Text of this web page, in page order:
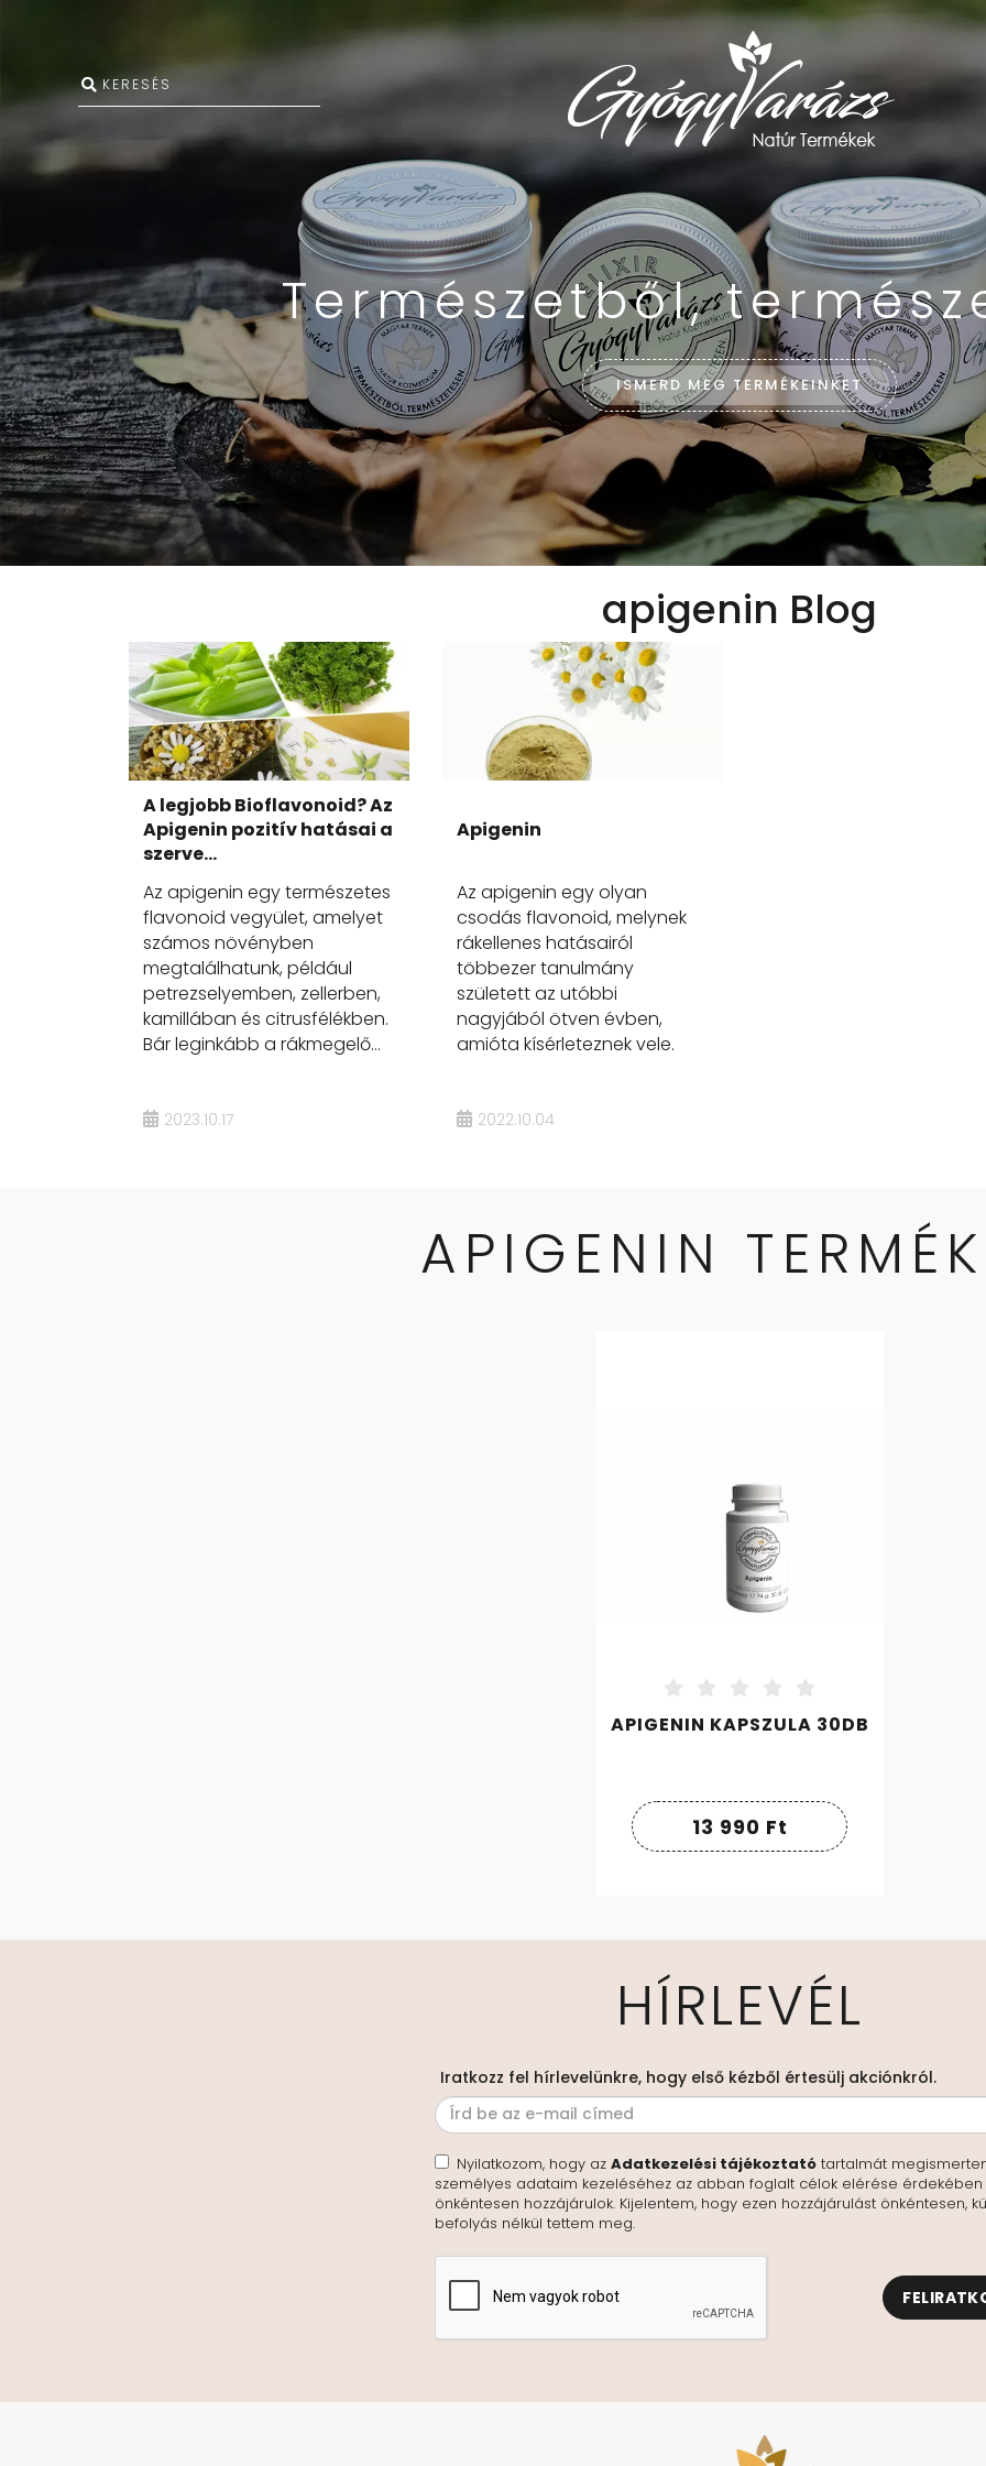
Természetből,
ISMERD MEG TERMÉKEINKET
apigenin Blog
A legjobb Bioflavonoid? Az
Apigenin pozitív hatásai a
szerve...
Az apigenin egy természetes
flavonoid vegyület, amelyet
számos növényben
megtalálhatunk, például
petrezselyemben, zellerben,
kamillában és citrusfélékben.
Bár leginkább a rákmegelő...
2023.10.17
Apigenin
Az apigenin egy olyan
csodás flavonoid, melynek
rákellenes hatásairól
többezer tanulmány
született az utóbbi
nagyjából ötven évben,
amióta kísérleteznek vele.
2022.10.04
APIGENIN
APIGENIN KAPSZULA 30DB
13 990 Ft
HÍRLEVÉL
Iratkozz fel hírlevelünkre, hogy első kézből értesülj akciónkról.
Nyilatkozom, hogy az Adatkezelési tájékoztatótartalmát
személyes adataim kezeléséhez az abban foglalt célok elérése érdekében
önkéntesen hozzájárulok. Kijelentem, hogy ezen hozzájárulást önkéntesen,
befolyás nélkül tettem meg.